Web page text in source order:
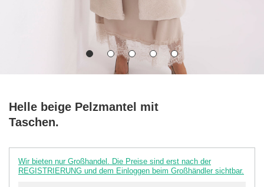
Helle beige Pelzmantel mit
Taschen.
Wir bieten nur Großhandel. Die Preise sind erst nach der
REGISTRIERUNG und dem Einloggen beim Großhändler sichtbar.